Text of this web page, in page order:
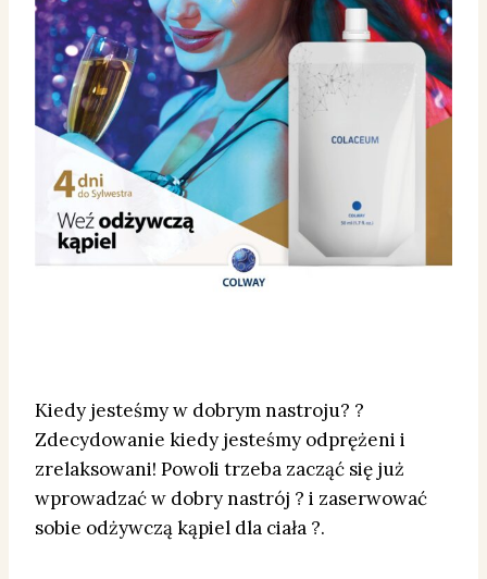
Kiedy jesteśmy w dobrym nastroju? ?
Zdecydowanie kiedy jesteśmy odprężeni i
zrelaksowani! Powoli trzeba zacząć się już
wprowadzać w dobry nastrój ? i zaserwować
sobie odżywczą kąpiel dla ciała ?.